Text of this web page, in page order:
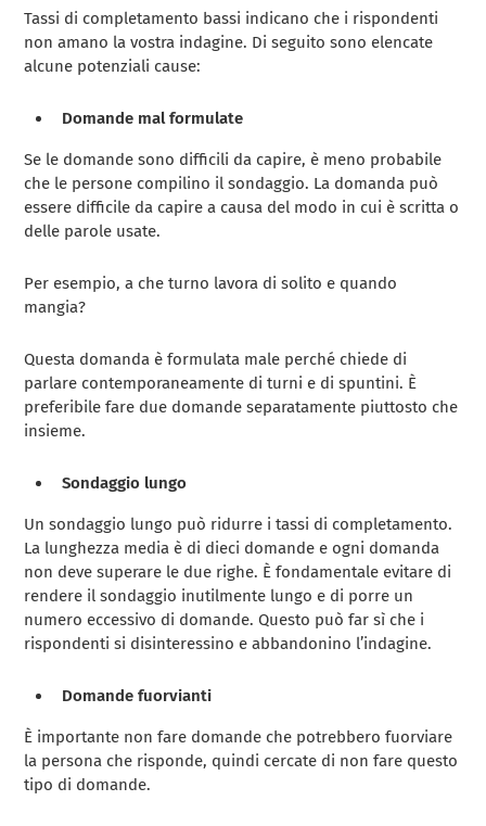
Tassi di completamento bassi indicano che i rispondenti
non amano la vostra indagine. Di seguito sono elencate
alcune potenziali cause:
Domande mal formulate
Se le domande sono difficili da capire, è meno probabile
che le persone compilino il sondaggio. La domanda può
essere difficile da capire a causa del modo in cui è scritta o
delle parole usate.
Per esempio, a che turno lavora di solito e quando
mangia?
Questa domanda è formulata male perché chiede di
parlare contemporaneamente di turni e di spuntini. È
preferibile fare due domande separatamente piuttosto che
insieme.
Sondaggio lungo
Un sondaggio lungo può ridurre i tassi di completamento.
La lunghezza media è di dieci domande e ogni domanda
non deve superare le due righe. È fondamentale evitare di
rendere il sondaggio inutilmente lungo e di porre un
numero eccessivo di domande. Questo può far sì che i
rispondenti si disinteressino e abbandonino l’indagine.
Domande fuorvianti
È importante non fare domande che potrebbero fuorviare
la persona che risponde, quindi cercate di non fare questo
tipo di domande.